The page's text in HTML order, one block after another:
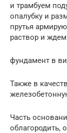
и трамбуем
опалубку и
прутья
раствор и
фундамент в
Также в
Часть
облагородить,